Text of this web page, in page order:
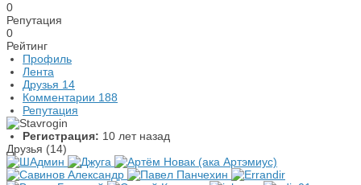
0
Репутация
0
Рейтинг
Профиль
Лента
Друзья 14
Комментарии 188
Репутация
Регистрация: 10 лет назад
Друзья (14)